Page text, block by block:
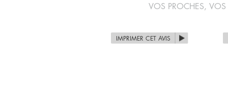
VOS PROCHES,
IMPRIMER CET AVIS